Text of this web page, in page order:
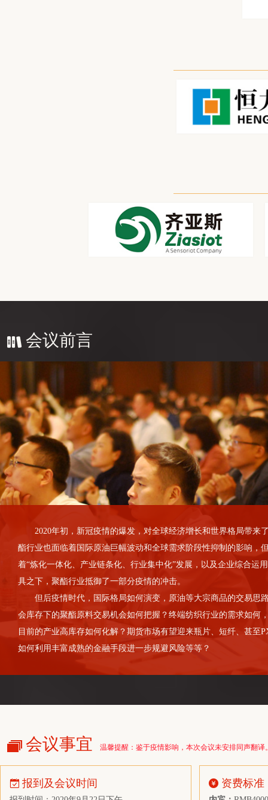
会议前言
2020年初，新冠疫情的爆发，对全球经济增长和世界格局带来
酯行业也面临着国际原油巨幅波动和全球需求阶段性抑制的影响，
着“炼化一体化、产业链条化、行业集中化”发展，以及企业综合运
具之下，聚酯行业抵御了一部分疫情的冲击。
但后疫情时代，国际格局如何演变，原油等大宗商品的交易思
会库存下的聚酯原料交易机会如何把握？终端纺织行业的需求如何
目前的产业高库存如何化解？期货市场有望迎来瓶片、短纤、甚至
如何利用丰富成熟的金融手段进一步规避风险等等？
会议事宜 温馨提醒：鉴于疫情影响，本次会议未安排同声翻译
报到及会议时间 资费标准
大连福佳大化石油化工有限公司
中电投先融期货股份有限公司南京营业部
一重集团国际资源有限公司
万凯新材料股份有限公司
中吴贸易发展（杭州）有限公司
浙江明日和顺新材料科技有限公司
蒙泰矿(北京)实业有限公司
天风期货股份有限公司
桐昆集团股份有限公司
江苏虹港石化有限公司
上海联油国际贸易有限公司
浙江四邦实业有限公司
贵州惟孚祥科技有限公司
碧辟（中国）投资有限公司
招金期货有限公司
湖北绿宇环保有限公司
恒力石化（大连）炼化有限公司
常州通塑化工新材料有限公司
宁波泓驿欣进出口有限公司
江苏思润塑业有限公司
上期资本管理有限公司
浙江黄岩洲锽实业有限公司